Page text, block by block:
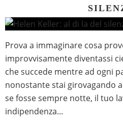
Prova a immaginare cosa
improvvisamente diventassi
che succede mentre ad ogni
nonostante stai girovagando
se fosse sempre notte, il tuo
indipendenza...